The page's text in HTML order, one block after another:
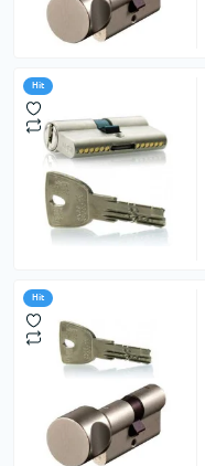
Hit
Hit